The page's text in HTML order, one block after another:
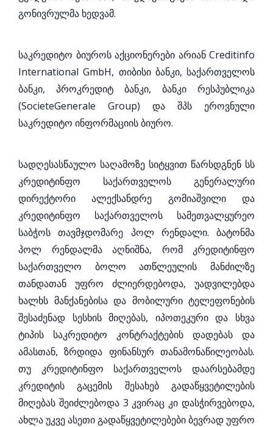
გონივრულმა ხედვამ.
საკრედიტო ბიუროს აქციონერები არიან Creditinfo
International GmbH, თიბისი ბანკი, საქართველოს
ბანკი, პროკრედიტ ბანკი, ბანკი რესპუბლიკა
(SocieteGenerale Group) და შპს ეროვნული
საკრედიტო ინფორმაციის ბიურო.
სადღესასწაულო საღამოზე სიტყვით წარსდგნენ სს
კრედიტინფო საქართველოს გენერალური
დირექტორი ალექსანდრე გომიაშვილი და
კრედიტინფო საქართველოს სამეთვალყურეო
საბჭოს თავმჯდომარე პოლ რენდალი. ბატონმა
პოლ რენდალმა აღნიშნა, რომ კრედიტინფო
საქართველო ბოლო ათწლეულის მანძილზე
თანდათან უფრო ძლიერდებოდა, უადვილებდა
ხალხს მანქანებისა და მობილური ტელეფონების
შესაძენად სესხის მიღებას, იპოთეკური და სხვა
ტიპის საკრედიტო კონტრაქტების დადებას და
ამასთან, ზრდიდა ფინანსურ თანამონაწილეობას.
თუ კრედიტინფო საქართველოს დაარსებამდე
კრედიტის გაცემის შესახებ გადაწყვეტილების
მიღებას შეიძლებოდა 3 კვირაც კი დასჭირვებოდა,
ახლა უკვე ასეთი გადაწყვეტილებები ბევრად უფრო